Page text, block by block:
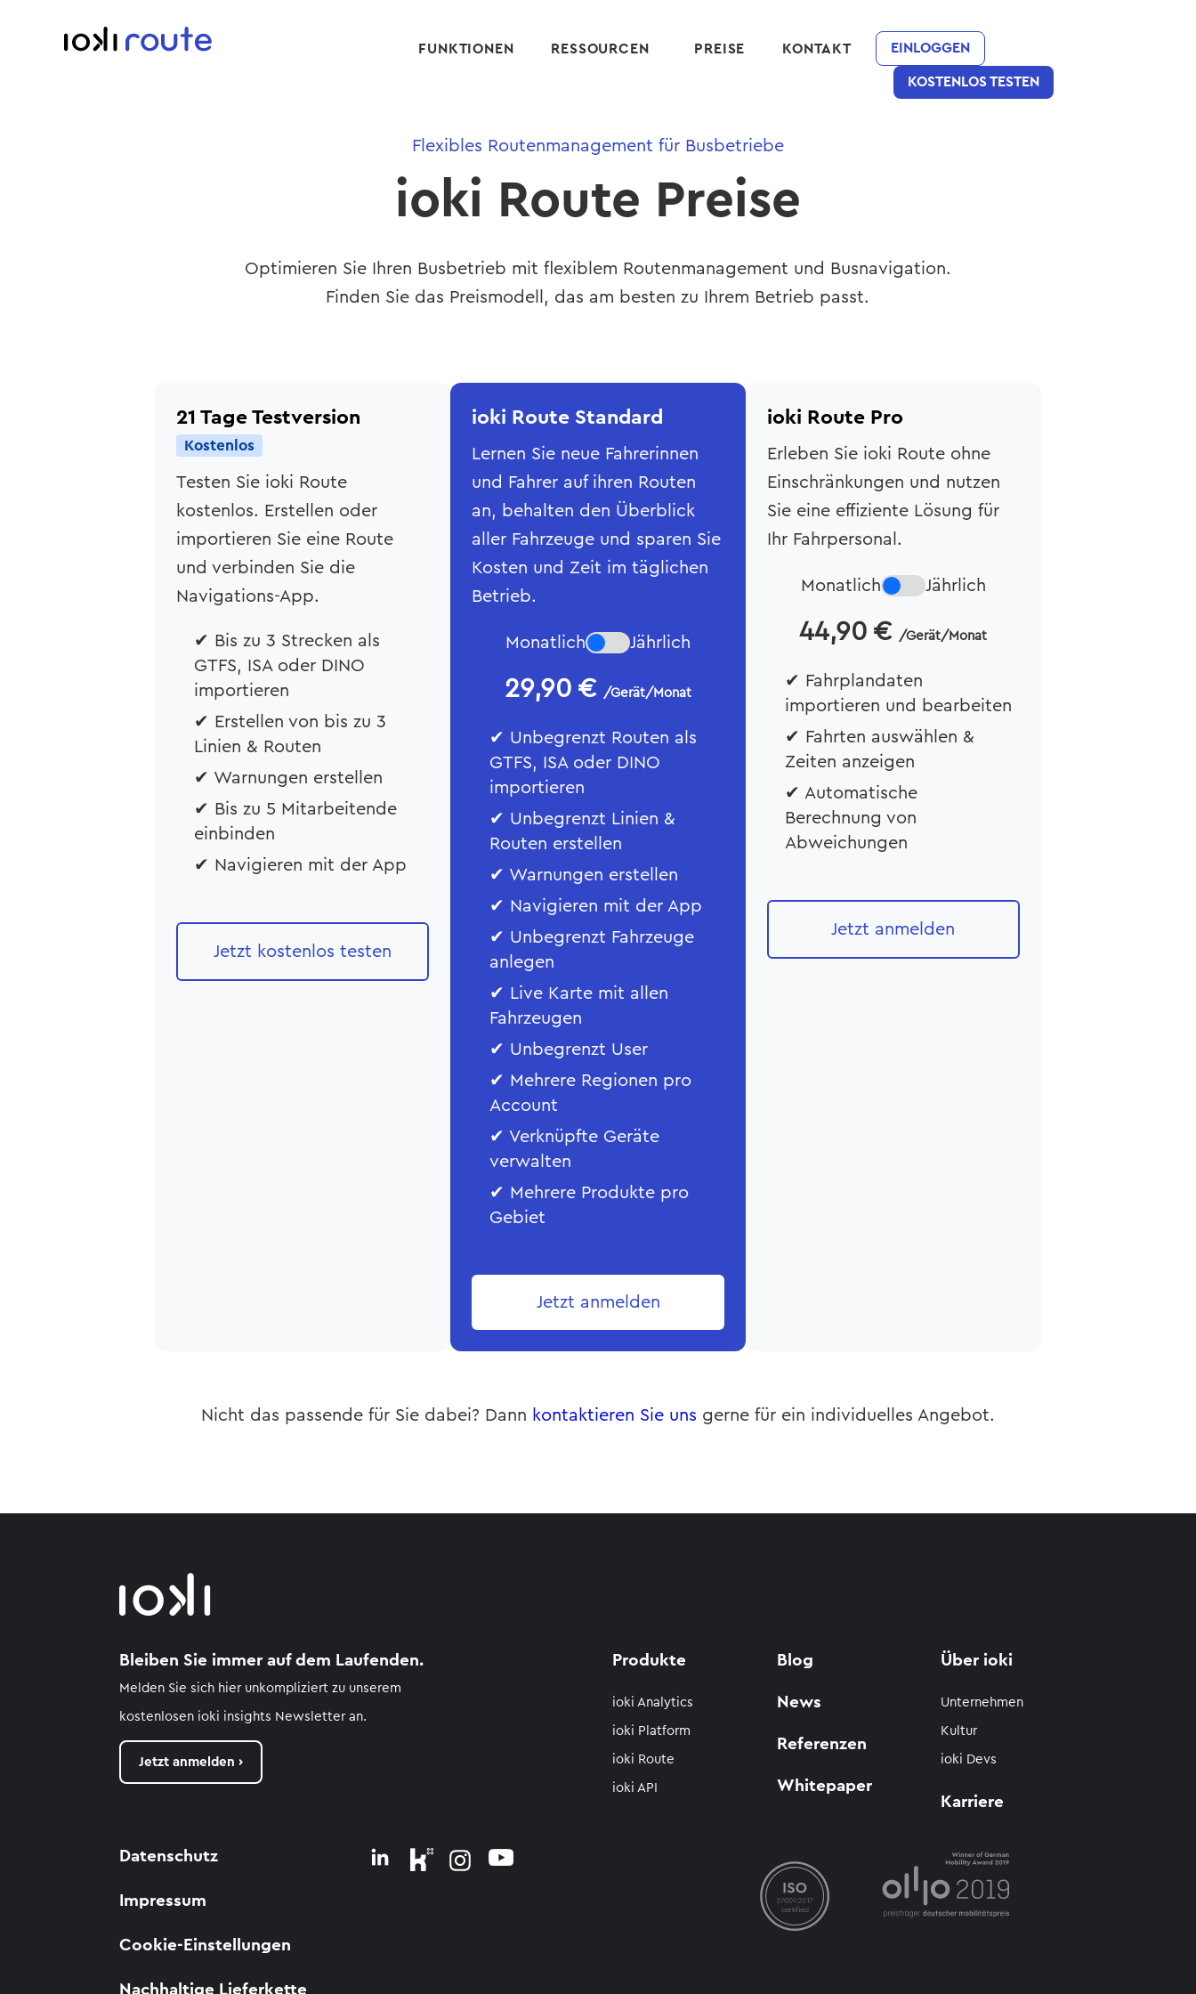
FUNKTIONEN RESSOURCEN PREISE KONTAKT EINLOGGEN
KOSTENLOS TESTEN
Flexibles Routenmanagement für Busbetriebe
ioki Route Preise
Optimieren Sie Ihren Busbetrieb mit flexiblem Routenmanagement und Busnavigation.
Finden Sie das Preismodell, das am besten zu Ihrem Betrieb passt.
21 Tage Testversion
Kostenlos
Testen Sie ioki Route
kostenlos. Erstellen oder
importieren Sie eine Route
und verbinden Sie die
Navigations-App.
✔ Bis zu 3 Strecken als
GTFS, ISA oder DINO
importieren
✔ Erstellen von bis zu 3
Linien & Routen
✔ Warnungen erstellen
✔ Bis zu 5 Mitarbeitende
einbinden
✔ Navigieren mit der App
Jetzt kostenlos testen
ioki Route Standard
Lernen Sie neue Fahrerinnen
und Fahrer auf ihren Routen
an, behalten den Überblick
aller Fahrzeuge und sparen Sie
Kosten und Zeit im täglichen
Betrieb.
Monatlich Jährlich
29,90 € /Gerät/Monat
✔ Unbegrenzt Routen als
GTFS, ISA oder DINO
importieren
✔ Unbegrenzt Linien &
Routen erstellen
✔ Warnungen erstellen
✔ Navigieren mit der App
✔ Unbegrenzt Fahrzeuge
anlegen
✔ Live Karte mit allen
Fahrzeugen
✔ Unbegrenzt User
✔ Mehrere Regionen pro
Account
✔ Verknüpfte Geräte
verwalten
✔ Mehrere Produkte pro
Gebiet
Jetzt anmelden
ioki Route Pro
Erleben Sie ioki Route ohne
Einschränkungen und nutzen
Sie eine effiziente Lösung für
Ihr Fahrpersonal.
Monatlich Jährlich
44,90 € /Gerät/Monat
✔ Fahrplandaten
importieren und bearbeiten
✔ Fahrten auswählen &
Zeiten anzeigen
✔ Automatische
Berechnung von
Abweichungen
Jetzt anmelden
Nicht das passende für Sie dabei? Dann kontaktieren Sie uns gerne für ein individuelles Angebot.
Bleiben Sie immer auf dem Laufenden.
Melden Sie sich hier unkompliziert zu unserem
kostenlosen ioki insights Newsletter an.
Jetzt anmelden ›
Produkte
ioki Analytics
ioki Platform
ioki Route
ioki API
Blog
News
Referenzen
Whitepaper
Über ioki
Unternehmen
Kultur
ioki Devs
Karriere
Datenschutz
Impressum
Cookie-Einstellungen
Nachhaltige Lieferkette